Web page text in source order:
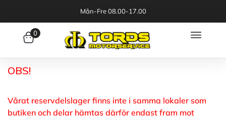
Mån-Fre 08.00-17.00
0
OBS!
Vårat reservdelslager finns inte i samma lokaler som
butiken och delar hämtas därför endast fram mot